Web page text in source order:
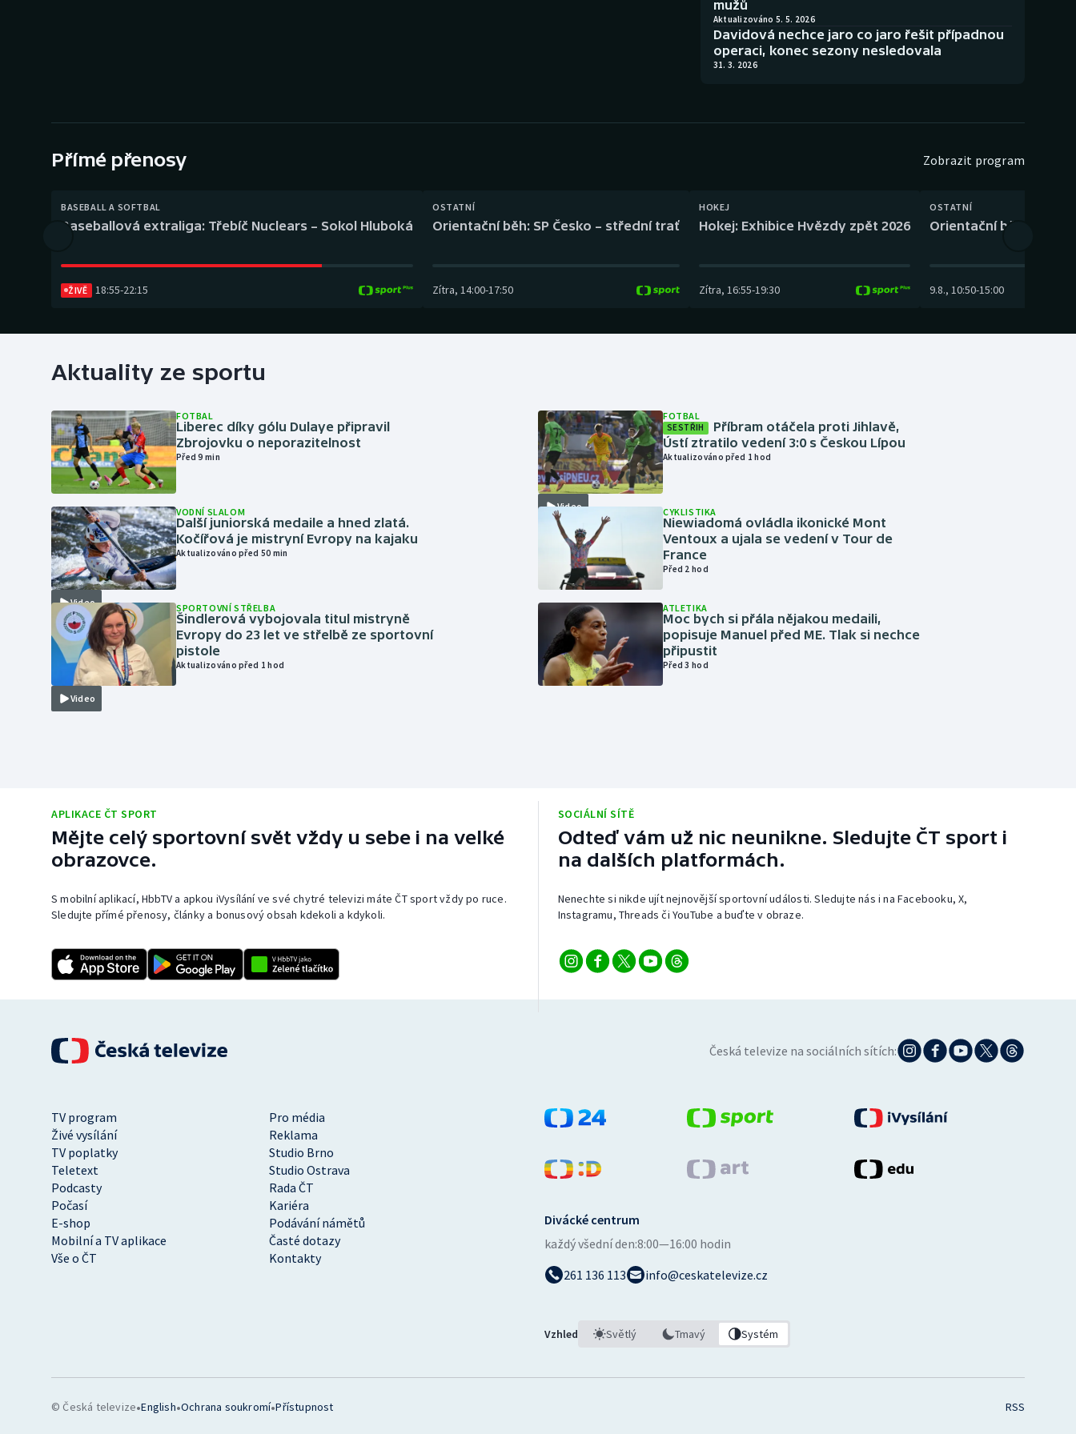
Futsal Parasport Volejbal
mužů
Aktualizováno 5. 5. 2026
Davidová nechce jaro co jaro řešit případnou
operaci, konec sezony nesledovala
31. 3. 2026
Přímé přenosy Zobrazit program
BASEBALL A SOFTBAL
Baseballová extraliga: Třebíč Nuclears – Sokol Hluboká
ŽIVĚ 18:55-22:15
OSTATNÍ
Orientační běh: SP Česko – střední trať
Zítra, 14:00-17:50
HOKEJ
Hokej: Exhibice Hvězdy zpět 2026
Zítra, 16:55-19:30
OSTATNÍ
Orientační běh: SP
9.8., 10:50-15:00
Aktuality ze sportu
FOTBAL
Liberec díky gólu Dulaye připravil
Zbrojovku o neporazitelnost
Před 9 min
Video
VODNÍ SLALOM
Další juniorská medaile a hned zlatá.
Kočířová je mistryní Evropy na kajaku
Aktualizováno před 50 min
Video
SPORTOVNÍ STŘELBA
Šindlerová vybojovala titul mistryně
Evropy do 23 let ve střelbě ze sportovní
pistole
Aktualizováno před 1 hod
Video
FOTBAL
SESTŘIH
Příbram otáčela proti Jihlavě,
Ústí ztratilo vedení 3:0 s Českou Lípou
Aktualizováno před 1 hod
CYKLISTIKA
Niewiadomá ovládla ikonické Mont
Ventoux a ujala se vedení v Tour de
France
Před 2 hod
ATLETIKA
Moc bych si přála nějakou medaili,
popisuje Manuel před ME. Tlak si nechce
připustit
Před 3 hod
APLIKACE ČT SPORT
Mějte celý sportovní svět vždy u sebe i na velké
obrazovce.
S mobilní aplikací, HbbTV a apkou iVysílání ve své chytré televizi máte ČT sport vždy po ruce.
Sledujte přímé přenosy, články a bonusový obsah kdekoli a kdykoli.
SOCIÁLNÍ SÍTĚ
Odteď vám už nic neunikne. Sledujte ČT sport i
na dalších platformách.
Nenechte si nikde ujít nejnovější sportovní události. Sledujte nás i na Facebooku, X,
Instagramu, Threads či YouTube a buďte v obraze.
Česká televize na sociálních sítích:
TV program
Pro média
Živé vysílání
Reklama
TV poplatky
Studio Brno
Teletext
Studio Ostrava
Podcasty
Rada ČT
Počasí
Kariéra
E-shop
Podávání námětů
Mobilní a TV aplikace
Časté dotazy
Vše o ČT
Kontakty
Divácké centrum
každý všední den:8:00—16:00 hodin
261 136 113
info@ceskatelevize.cz
Vzhled Světlý Tmavý Systém
© Česká televize•English•Ochrana soukromí•Přístupnost RSS